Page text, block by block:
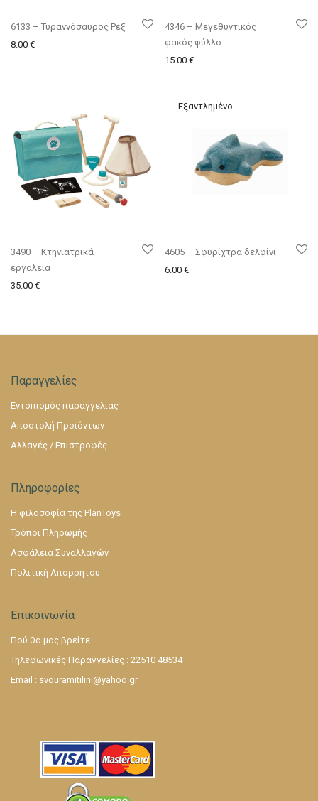
6133 – Τυραννόσαυρος Ρεξ
8.00 €
4346 – Μεγεθυντικός
φακός φύλλο
15.00 €
3490 – Κτηνιατρικά
εργαλεία
35.00 €
4605 – Σφυρίχτρα δελφίνι
6.00 €
Παραγγελίες
Εντοπισμός παραγγελίας
Αποστολή Προϊόντων
Αλλαγές / Επιστροφές
Πληροφορίες
Η φιλοσοφία της PlanToys
Τρόποι Πληρωμής
Ασφάλεια Συναλλαγών
Πολιτική Απορρήτου
Επικοινωνία
Πού θα μας βρείτε
Τηλεφωνικές Παραγγελίες : 22510 48534
Email : svouramitilini@yahoo.gr